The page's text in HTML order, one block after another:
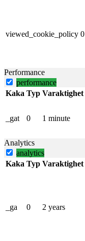
viewed_cookie_policy 0
Performance
performance
Kaka Typ Varaktighet
_gat 0 1 minute
Analytics
analytics
Kaka Typ Varaktighet
_ga 0 2 years